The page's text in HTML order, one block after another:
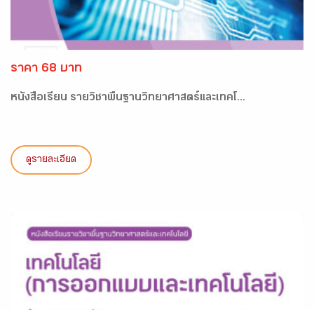
ราคา 68 บาท
หนังสือเรียน รายวิชาพื้นฐานวิทยาศาสตร์และเทคโ...
ดูรายละเอียด